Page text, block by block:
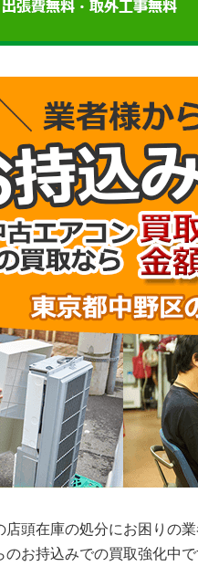
店頭在庫の処分にお困りの
のお持込みでの買取強化中